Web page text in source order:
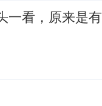
一看，原来是有